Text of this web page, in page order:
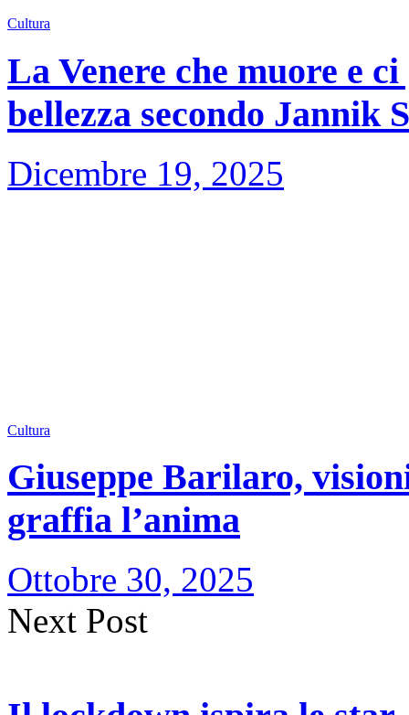
Cultura
La Venere che muore e
bellezza secondo Jannik
Dicembre 19, 2025
Cultura
Giuseppe Barilaro,
graffia l’anima
Ottobre 30, 2025
Next Post